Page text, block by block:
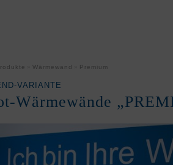
Wärmewand Premium
VARIANTE
Wärmewände